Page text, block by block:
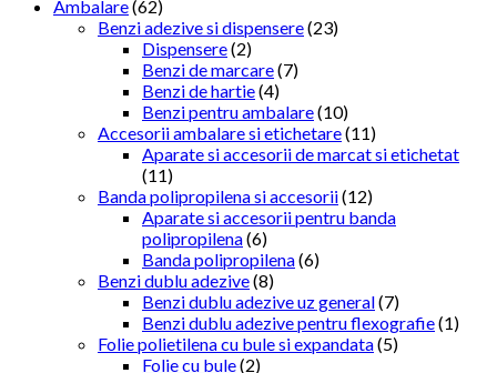
Ambalare(62)
Benzi adezive si dispensere(23)
Dispensere(2)
Benzi de marcare(7)
Benzi de hartie(4)
Benzi pentru ambalare(10)
Accesorii ambalare si etichetare(11)
Aparate si accesorii de marcat si etichetat
(11)
Banda polipropilena si accesorii(12)
Aparate si accesorii pentru banda
polipropilena(6)
Banda polipropilena(6)
Benzi dublu adezive(8)
Benzi dublu adezive uz general(7)
Benzi dublu adezive pentru flexografie(1)
Folie polietilena cu bule si expandata(5)
Folie cu bule(2)